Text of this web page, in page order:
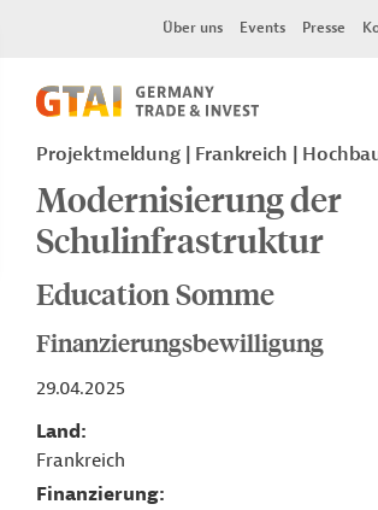
Über uns Events Presse
Projektmeldung Frankreich
Modernisierung der
Schulinfrastruktur
Education Somme
Finanzierungsbewilligung
29.04.2025
Land
Frankreich
Finanzierung